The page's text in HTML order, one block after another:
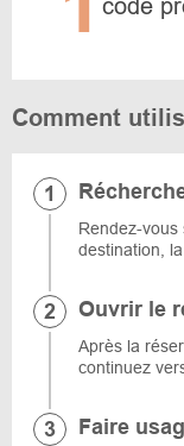
code
Comment
Rendez-vous
destination,
Ouvrir le
Après la
continuez
Faire